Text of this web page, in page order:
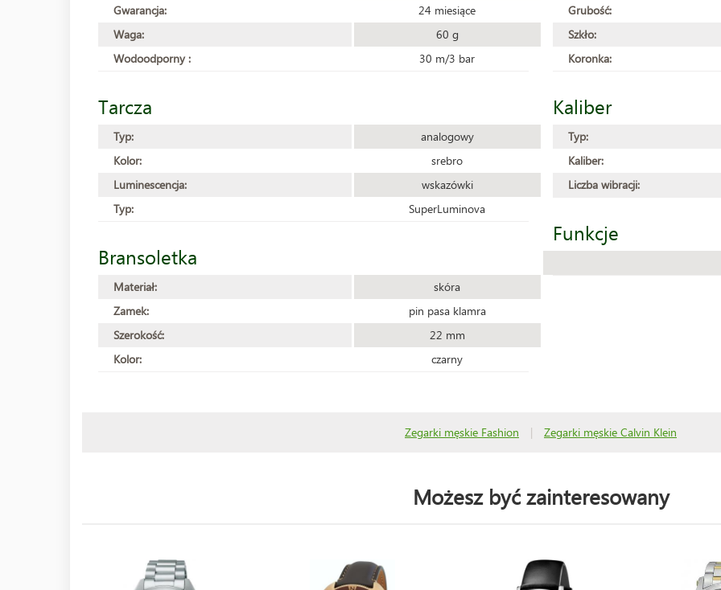
Gwarancja:
24 miesiące
Waga:
60 g
Wodoodporny :
30 m/3 bar
Tarcza
Typ:
analogowy
Kolor:
srebro
Luminescencja:
wskazówki
Typ:
SuperLuminova
Bransoletka
Materiał:
skóra
Zamek:
pin pasa klamra
Szerokość:
22 mm
Kolor:
czarny
Grubość:
Szkło:
Koronka:
Kaliber
Typ:
Kaliber:
Liczba wibracji:
Funkcje
Zegarki męskie Fashion | Zegarki męskie Calvin Klein
Możesz być zainteresowany